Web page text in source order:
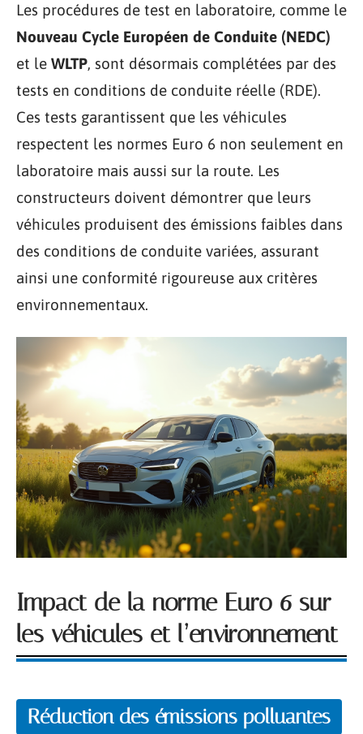
Les procédures de test en laboratoire, comme le
Nouveau Cycle Européen de Conduite (NEDC)
et le WLTP, sont désormais complétées par des
tests en conditions de conduite réelle (RDE).
Ces tests garantissent que les véhicules
respectent les normes Euro 6 non seulement en
laboratoire mais aussi sur la route. Les
constructeurs doivent démontrer que leurs
véhicules produisent des émissions faibles dans
des conditions de conduite variées, assurant
ainsi une conformité rigoureuse aux critères
environnementaux.
Impact de la norme Euro 6 sur
les véhicules et l’environnement
Réduction des émissions polluantes